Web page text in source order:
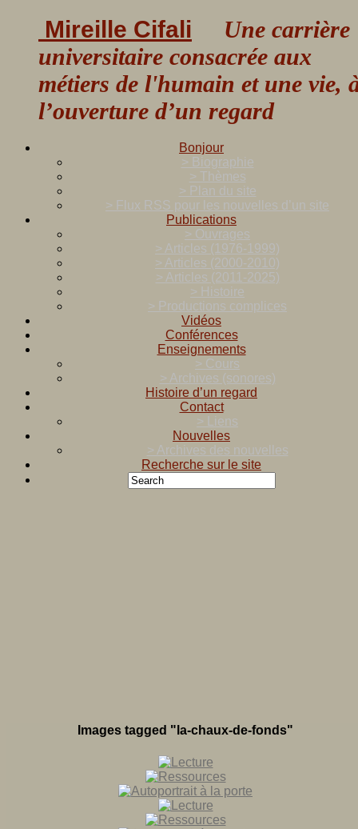
Mireille Cifali Une carrière
universitaire consacrée aux
métiers de l'humain et une vie,
l’ouverture d’un regard
Bonjour
> Biographie
> Thèmes
> Plan du site
> Flux RSS pour les nouvelles d’un site
Publications
> Ouvrages
> Articles (1976-1999)
> Articles (2000-2010)
> Articles (2011-2025)
> Histoire
> Productions complices
Vidéos
Conférences
Enseignements
> Cours
> Archives (sonores)
Histoire d’un regard
Contact
> Liens
Nouvelles
> Archives des nouvelles
Recherche sur le site
Images tagged "la-chaux-de-fonds"